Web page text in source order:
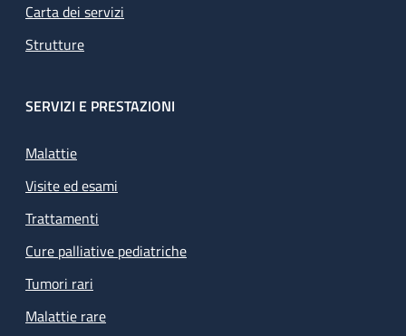
Carta dei servizi
Strutture
SERVIZI E PRESTAZIONI
Malattie
Visite ed esami
Trattamenti
Cure palliative pediatriche
Tumori rari
Malattie rare